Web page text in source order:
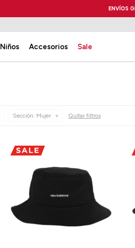
ENVÍOS
Niños Accesorios Sale
Sección: Mujer Quitar filtros